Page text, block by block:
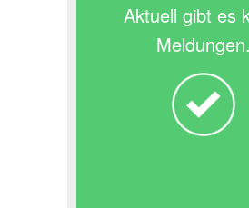
Aktuell gibt es
Meldungen.